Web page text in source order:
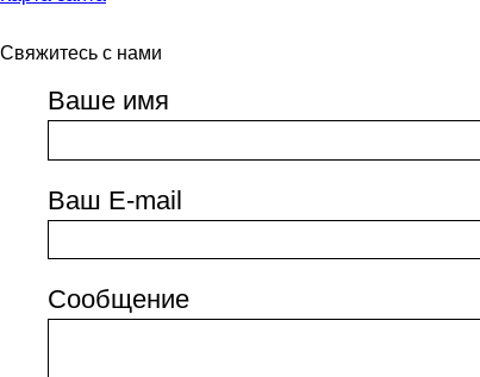
Свяжитесь с нами
Ваше имя
Ваш E-mail
Сообщение